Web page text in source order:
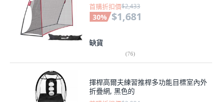
首購折扣價$2,433
30% $1,681
缺貨
(76)
揮桿高爾夫練習推桿多功能目標室內外
折疊網, 黑色的